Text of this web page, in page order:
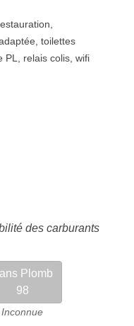
toilettes
PL relais colis wifi
des carburants
Plomb
98
Inconnue